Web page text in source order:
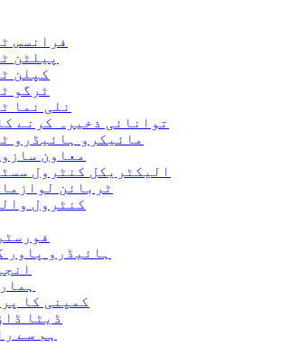
فرانسس
پیلٹن
کپلن
ٹرگو
نلی نما
توانائی ذخیرہ کرنے
مائیکرو ہائیڈرو
معاون
الیکٹریکل کنٹرول
ٹربائن
کنٹرول
ہائیڈرو پاور
کمپنی کا
ڈیٹا
ہم سے